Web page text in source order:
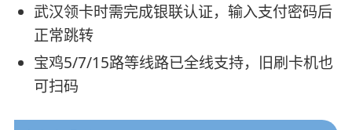
武汉领卡时需完成银联认证，输入支付密码后
正常跳转
宝鸡5/7/15路等线路已全线支持，旧刷卡机也
可扫码